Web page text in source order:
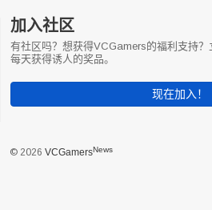
加入社区
有社区吗？想获得VCGamers的福利支持？
每天获得诱人的奖品。
现在加入！
© 2026 VCGamersNews